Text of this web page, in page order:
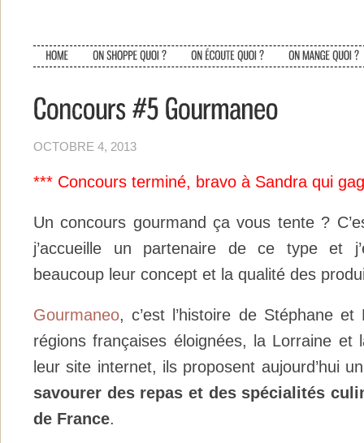
OCTOBRE 4, 2013
*** Concours terminé, bravo à Sandra qui
Un concours gourmand ça vous tente ?
j’accueille un partenaire de ce type et
beaucoup leur concept et la qualité des
Gourmaneo, c’est l’histoire de Stéphane
régions françaises éloignées, la Lorraine et
leur site internet, ils proposent aujourd’hui
savourer des repas et des spécialités
de France.